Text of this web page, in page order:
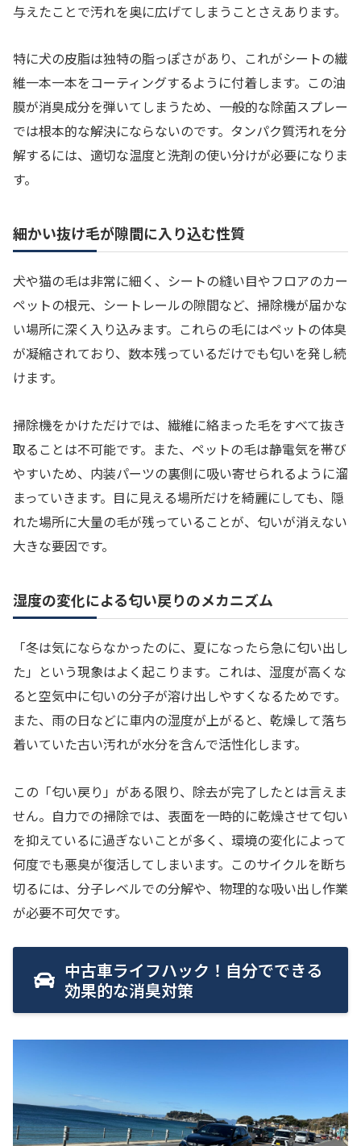
与えたことで汚れを奥に広げてしまうことさえあります。
特に犬の皮脂は独特の脂っぽさがあり、これがシートの繊
維一本一本をコーティングするように付着します。この油
膜が消臭成分を弾いてしまうため、一般的な除菌スプレー
では根本的な解決にならないのです。タンパク質汚れを分
解するには、適切な温度と洗剤の使い分けが必要になりま
す。
細かい抜け毛が隙間に入り込む性質
犬や猫の毛は非常に細く、シートの縫い目やフロアのカー
ペットの根元、シートレールの隙間など、掃除機が届かな
い場所に深く入り込みます。これらの毛にはペットの体臭
が凝縮されており、数本残っているだけでも匂いを発し続
けます。
掃除機をかけただけでは、繊維に絡まった毛をすべて抜き
取ることは不可能です。また、ペットの毛は静電気を帯び
やすいため、内装パーツの裏側に吸い寄せられるように溜
まっていきます。目に見える場所だけを綺麗にしても、隠
れた場所に大量の毛が残っていることが、匂いが消えない
大きな要因です。
湿度の変化による匂い戻りのメカニズム
「冬は気にならなかったのに、夏になったら急に匂い出し
た」という現象はよく起こります。これは、湿度が高くな
ると空気中に匂いの分子が溶け出しやすくなるためです。
また、雨の日などに車内の湿度が上がると、乾燥して落ち
着いていた古い汚れが水分を含んで活性化します。
この「匂い戻り」がある限り、除去が完了したとは言えま
せん。自力での掃除では、表面を一時的に乾燥させて匂い
を抑えているに過ぎないことが多く、環境の変化によって
何度でも悪臭が復活してしまいます。このサイクルを断ち
切るには、分子レベルでの分解や、物理的な吸い出し作業
が必要不可欠です。
中古車ライフハック！自分でできる
効果的な消臭対策